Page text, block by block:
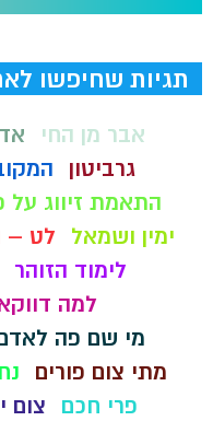
תגיות שחיפשו
אבר מן החי
גרביטון
התאמת זיווג על
ימין ושמאל
לט –
לימוד הזוהר
למה
מי שם פה
מתי צום פורים
נח
פרי חכם
צום